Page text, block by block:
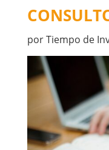
porTiempo de